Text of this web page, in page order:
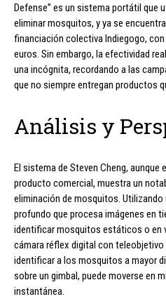
Defense” es un sistema portátil que
eliminar mosquitos, y ya se
financiación colectiva Indiegogo,
euros. Sin embargo, la efectividad
una incógnita, recordando a las
que no siempre entregan productos
Análisis y
El sistema de Steven Cheng, aunque
producto comercial, muestra un
eliminación de mosquitos. Utilizando
profundo que procesa imágenes en
identificar mosquitos estáticos o en
cámara réflex digital con
identificar a los mosquitos a mayor
sobre un gimbal, puede moverse en
instantánea.